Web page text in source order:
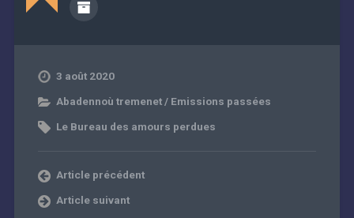
3 août 2020
Abadennoù tremenet / Emissions passées
Le Bureau des amours perdues
Article précédent
Article suivant